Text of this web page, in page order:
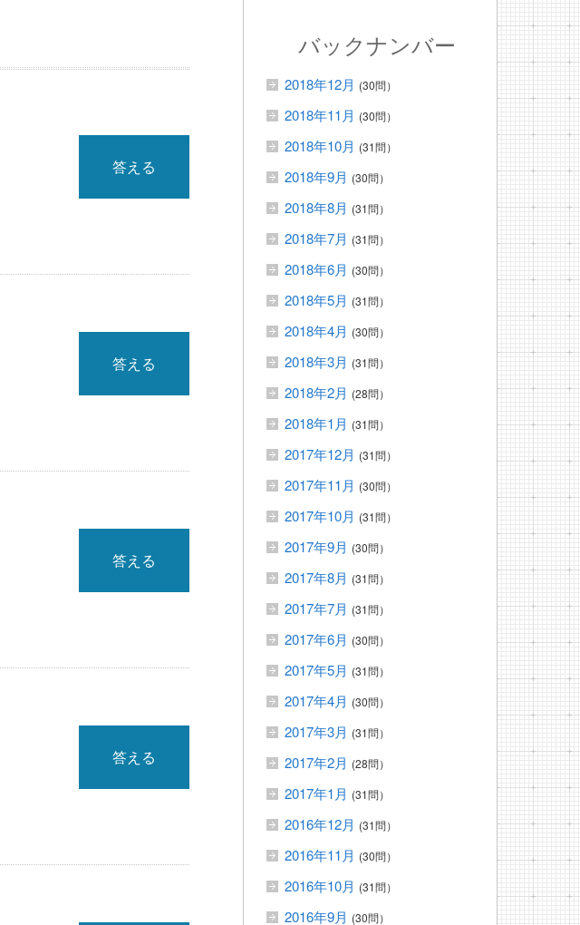
答える
答える
答える
答える
バックナンバー
2018年12月 (30問）
2018年11月 (30問）
2018年10月 (31問）
2018年9月 (30問）
2018年8月 (31問）
2018年7月 (31問）
2018年6月 (30問）
2018年5月 (31問）
2018年4月 (30問）
2018年3月 (31問）
2018年2月 (28問）
2018年1月 (31問）
2017年12月 (31問）
2017年11月 (30問）
2017年10月 (31問）
2017年9月 (30問）
2017年8月 (31問）
2017年7月 (31問）
2017年6月 (30問）
2017年5月 (31問）
2017年4月 (30問）
2017年3月 (31問）
2017年2月 (28問）
2017年1月 (31問）
2016年12月 (31問）
2016年11月 (30問）
2016年10月 (31問）
2016年9月 (30問）